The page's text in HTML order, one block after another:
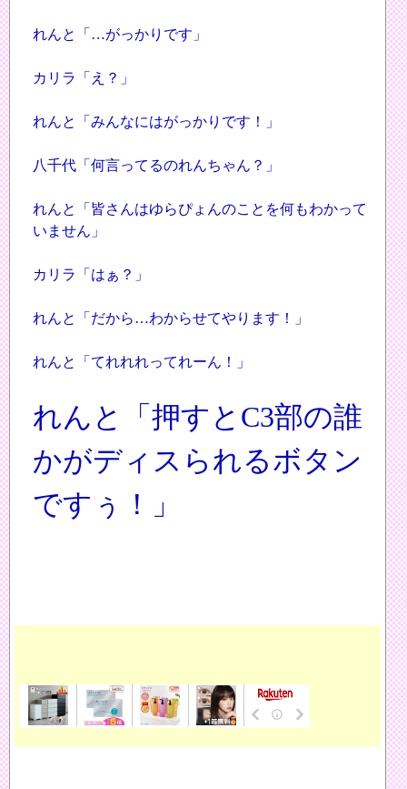
れんと「…がっかりです」
カリラ「え？」
れんと「みんなにはがっかりです！」
八千代「何言ってるのれんちゃん？」
れんと「皆さんはゆらぴょんのことを何もわかって
いません」
カリラ「はぁ？」
れんと「だから…わからせてやります！」
れんと「てれれれってれーん！」
れんと「押すとC3部の誰
かがディスられるボタン
ですぅ！」